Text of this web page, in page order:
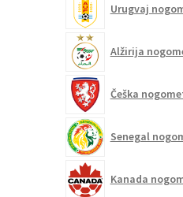
Urugvaj
Alžirija
Češka
Senegal
Kanada